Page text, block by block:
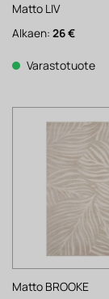
Matto LIV
Alkaen: 26€
Varastotuote
Matto BROOKE